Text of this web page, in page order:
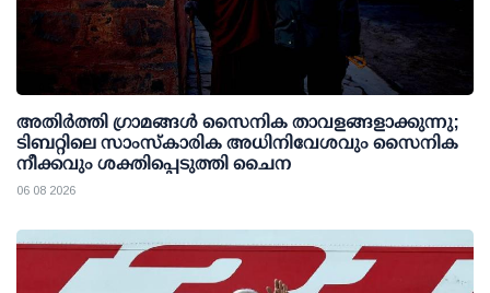
അതിര്‍ത്തി ഗ്രാമങ്ങള്‍ സൈനിക താവളങ്ങളാക്കുന്നു;
ടിബറ്റിലെ സാംസ്‌കാരിക അധിനിവേശവും സൈനിക
നീക്കവും ശക്തിപ്പെടുത്തി ചൈന
06 08 2026